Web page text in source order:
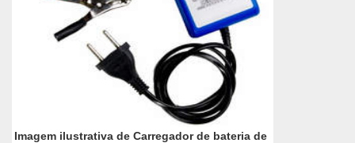
Imagem ilustrativa de Carregador de bateria de